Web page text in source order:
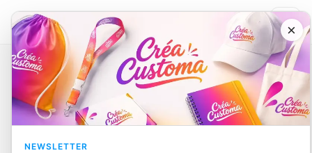
×
NEWSLETTER
Catalogue Écriture Stylo Bropex
EN STOCK